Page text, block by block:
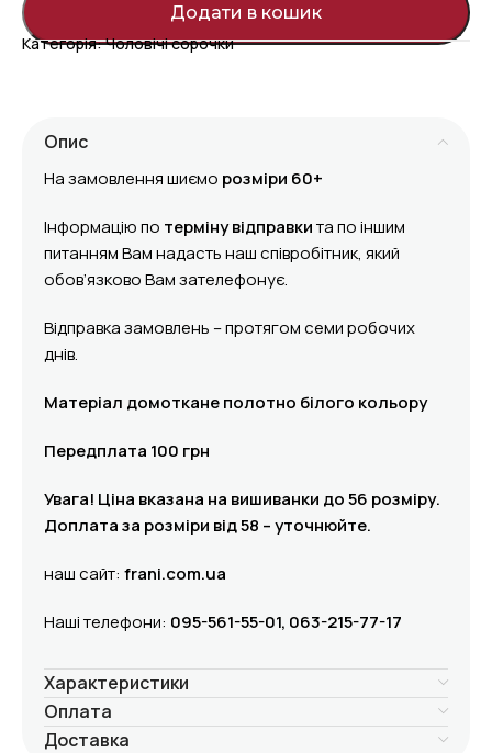
Додати в кошик
Категорія:Чоловічі сорочки
Опис
На замовлення шиємо розміри 60+
Інформацію по терміну відправкита по іншим
питанням Вам надасть наш співробітник, який
обов’язково Вам зателефонує.
Відправка замовлень – протягом семи робочих
днів.
Матеріал домоткане полотно білого кольору
Передплата 100 грн
Увага! Ціна вказана на вишиванки до 56 розміру.
Доплата за розміри від 58 – уточнюйте.
наш сайт: frani.com.ua
Наші телефони: 095-561-55-01, 063-215-77-17
Характеристики
Оплата
Доставка